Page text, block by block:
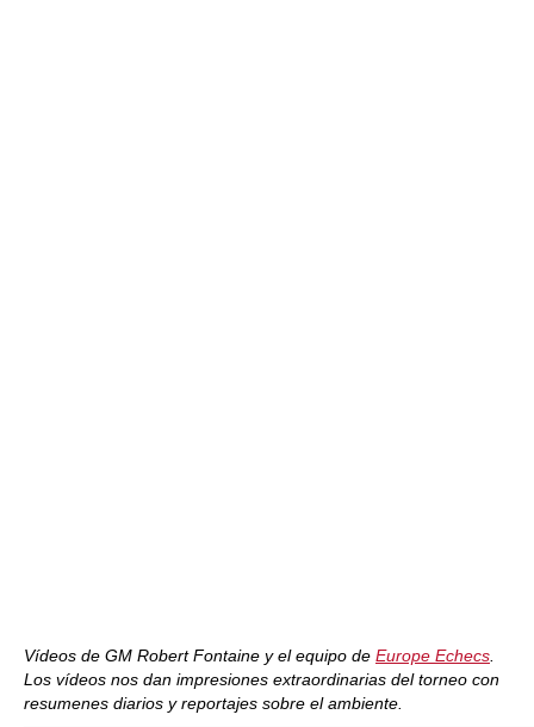
Vídeos de GM Robert Fontaine y el equipo de Europe Echecs
Los vídeos nos dan impresiones extraordinarias del torneo con
resumenes diarios y reportajes sobre el ambiente.